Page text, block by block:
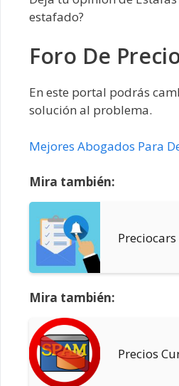
estafado?
Foro De
En este portal podrás
solución al problema.
Mejores Abogados Para
Mira también:
Preciocars
Mira también:
Precios